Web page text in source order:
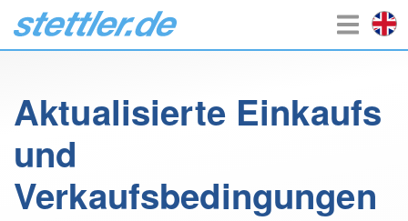
Aktualisierte Einkaufs
und
Verkaufsbedingungen